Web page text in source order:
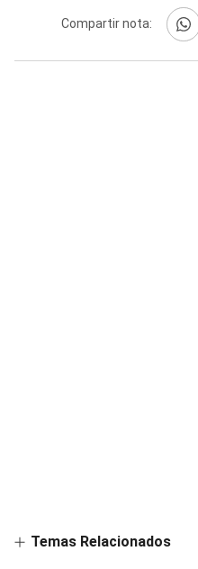
Compartir nota:
Temas Relacionados